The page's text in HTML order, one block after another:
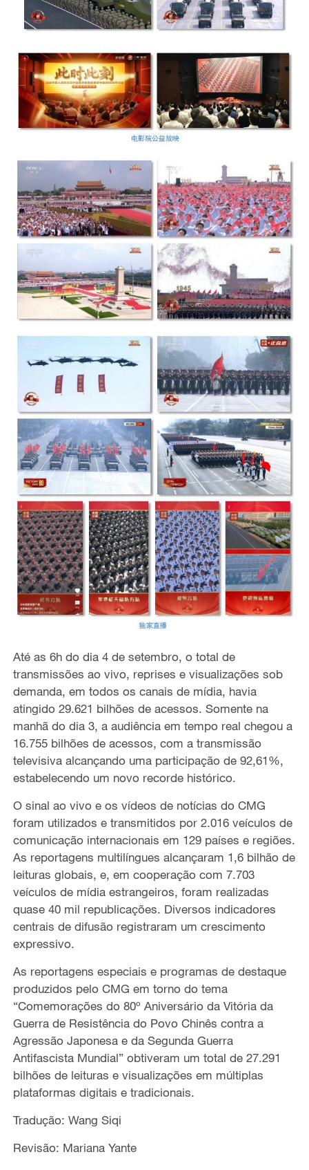
Até as 6h do dia 4 de setembro, o total de
transmissões ao vivo, reprises e visualizações sob
demanda, em todos os canais de mídia, havia
atingido 29.621 bilhões de acessos. Somente na
manhã do dia 3, a audiência em tempo real chegou a
16.755 bilhões de acessos, com a transmissão
televisiva alcançando uma participação de 92,61%,
estabelecendo um novo recorde histórico.
O sinal ao vivo e os vídeos de notícias do CMG
foram utilizados e transmitidos por 2.016 veículos de
comunicação internacionais em 129 países e regiões.
As reportagens multilíngues alcançaram 1,6 bilhão de
leituras globais, e, em cooperação com 7.703
veículos de mídia estrangeiros, foram realizadas
quase 40 mil republicações. Diversos indicadores
centrais de difusão registraram um crescimento
expressivo.
As reportagens especiais e programas de destaque
produzidos pelo CMG em torno do tema
“Comemorações do 80º Aniversário da Vitória da
Guerra de Resistência do Povo Chinês contra a
Agressão Japonesa e da Segunda Guerra
Antifascista Mundial” obtiveram um total de 27.291
bilhões de leituras e visualizações em múltiplas
plataformas digitais e tradicionais.
Tradução: Wang Siqi
Revisão: Mariana Yante